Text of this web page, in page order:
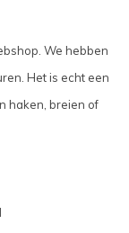
We hebben
Het is echt een
haken, breien of